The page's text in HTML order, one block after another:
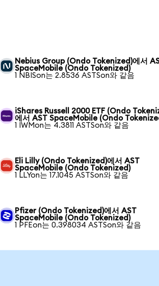
Nebius Group (Ondo Tokenized)에서
SpaceMobile (Ondo Tokenized)
1 NBISon는 2.8536 ASTSon와 같음
iShares Russell 2000 ETF (Ondo
에서 AST SpaceMobile (Ondo
1 IWMon는 4.3811 ASTSon와 같음
Eli Lilly (Ondo Tokenized)에서 AST
SpaceMobile (Ondo Tokenized)
1 LLYon는 17.1045 ASTSon와 같음
Pfizer (Ondo Tokenized)에서 AST
SpaceMobile (Ondo Tokenized)
1 PFEon는 0.398034 ASTSon와 같음